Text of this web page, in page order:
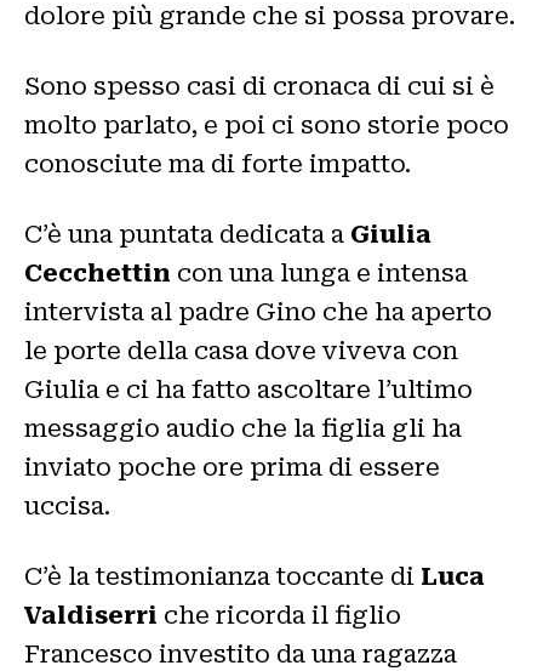
dolore più grande che si possa provare.
Sono spesso casi di cronaca di cui si è
molto parlato, e poi ci sono storie poco
conosciute ma di forte impatto.
C’è una puntata dedicata a Giulia
Cecchettin con una lunga e intensa
intervista al padre Gino che ha aperto
le porte della casa dove viveva con
Giulia e ci ha fatto ascoltare l’ultimo
messaggio audio che la figlia gli ha
inviato poche ore prima di essere
uccisa.
C’è la testimonianza toccante di Luca
Valdiserri che ricorda il figlio
Francesco investito da una ragazza